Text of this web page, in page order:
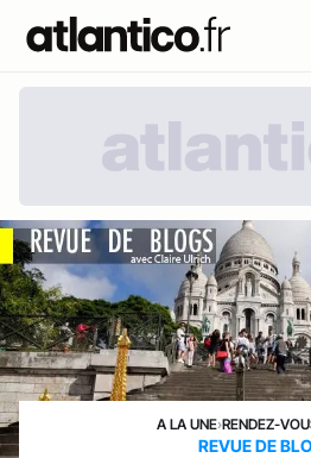
A LA UNE›RENDEZ-
REVUE DE